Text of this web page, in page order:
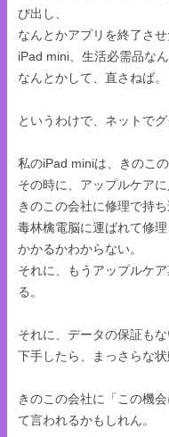
び出し、
なんとかアプリを終了さ
iPad mini、生活必需品なん
なんとかして、直さねば。
というわけで、ネットでグ
私のiPad miniは、きのこ
その時に、アップルケアに
きのこの会社に修理で持
毒林檎電脳に運ばれて修
かかるかわからない。
それに、もうアップルケ
る。
それに、データの保証もな
下手したら、まっさらな
きのこの会社に「この機
て言われるかもしれん。